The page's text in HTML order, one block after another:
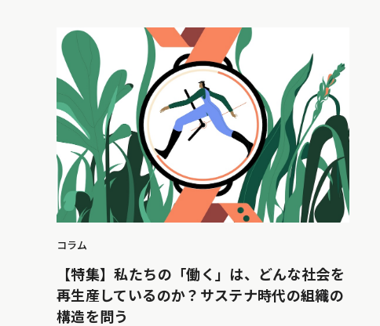
コラム
【特集】私たちの「働く」は、どんな社会を
再生産しているのか？サステナ時代の組織の
構造を問う